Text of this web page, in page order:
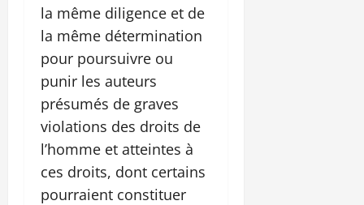
la même diligence et de
la même détermination
pour poursuivre ou
punir les auteurs
présumés de graves
violations des droits de
l’homme et atteintes à
ces droits, dont certains
pourraient constituer